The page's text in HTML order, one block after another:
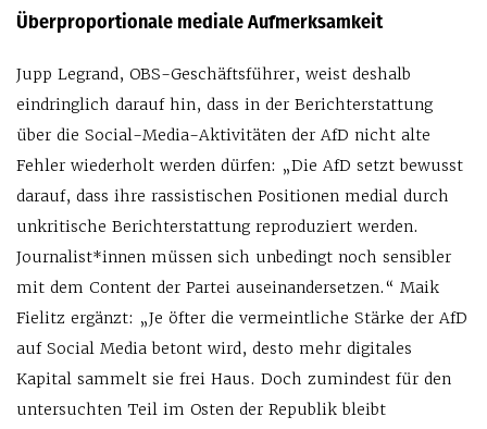
Überproportionale mediale Aufmerksamkeit
Jupp Legrand, OBS-Geschäftsführer, weist deshalb
eindringlich darauf hin, dass in der Berichterstattung
über die Social-Media-Aktivitäten der AfD nicht alte
Fehler wiederholt werden dürfen: „Die AfD setzt bewusst
darauf, dass ihre rassistischen Positionen medial durch
unkritische Berichterstattung reproduziert werden.
Journalist*innen müssen sich unbedingt noch sensibler
mit dem Content der Partei auseinandersetzen.“ Maik
Fielitz ergänzt: „Je öfter die vermeintliche Stärke der AfD
auf Social Media betont wird, desto mehr digitales
Kapital sammelt sie frei Haus. Doch zumindest für den
untersuchten Teil im Osten der Republik bleibt